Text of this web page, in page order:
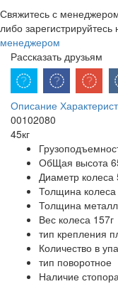
Свяжитесь с
либо зарегистрируйтесь
менеджером
Рассказать друзьям
Описание
00102080
45кг
ОбЩая высота
Диаметр колеса
Толщина колеса
Толщина
Вес колеса 157г
тип крепления
Количество в
тип поворотное
Наличие стопора